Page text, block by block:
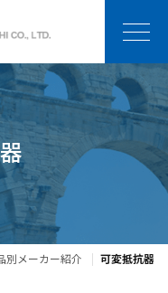
別メーカー紹介 可変抵抗器